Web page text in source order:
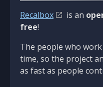
Recalbox is an
free!
The people who
time, so the project
as fast as people